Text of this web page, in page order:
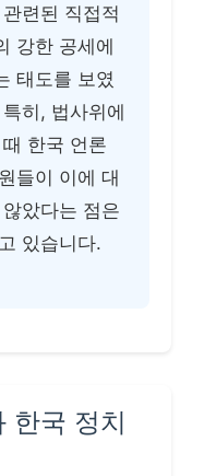
련된 직접적
강한 공세에
태도를 보였
히, 법사위에
한국 언론
들이 이에 대
았다는 점은
있습니다.
한국 정치